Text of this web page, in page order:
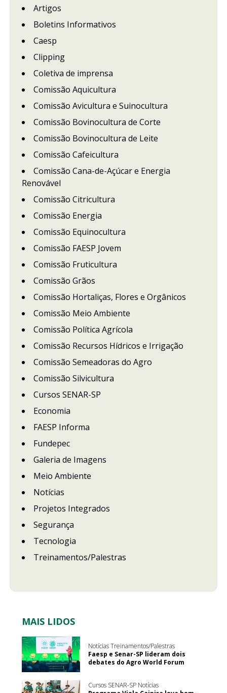
Artigos
Boletins Informativos
Caesp
Clipping
Coletiva de imprensa
Comissão Aquicultura
Comissão Avicultura e Suinocultura
Comissão Bovinocultura de Corte
Comissão Bovinocultura de Leite
Comissão Cafeicultura
Comissão Cana-de-Açúcar e Energia
Renovável
Comissão Citricultura
Comissão Energia
Comissão Equinocultura
Comissão FAESP Jovem
Comissão Fruticultura
Comissão Grãos
Comissão Hortaliças, Flores e Orgânicos
Comissão Meio Ambiente
Comissão Política Agrícola
Comissão Recursos Hídricos e Irrigação
Comissão Semeadoras do Agro
Comissão Silvicultura
Cursos SENAR-SP
Economia
FAESP Informa
Fundepec
Galeria de Imagens
Meio Ambiente
Notícias
Projetos Integrados
Segurança
Tecnologia
Treinamentos/Palestras
MAIS LIDOS
Notícias Treinamentos/Palestras
Faesp e Senar-SP lideram dois
debates do Agro World Forum
Cursos SENAR-SP Notícias